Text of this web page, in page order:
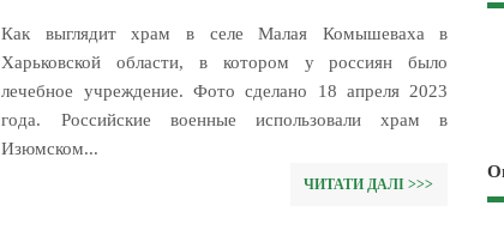
Как выглядит храм в селе Малая Комышеваха в
Харьковской области, в котором у россиян было
лечебное учреждение. Фото сделано 18 апреля 2023
года. Российские военные использовали храм в
Изюмском...
ЧИТАТИ ДАЛІ >>>